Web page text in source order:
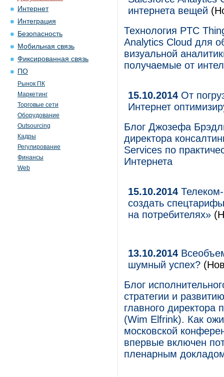
Интернет
Интеграция
Безопасность
Мобильная связь
Фиксированная связь
ПО
Рынок ПК
Маркетинг
Торговые сети
Оборудование
Outsourcing
Кадры
Регулирование
Финансы
Web
интернета вещей
Технология PTC
Analytics Cloud для
визуальной
получаемые от
15.10.2014 От
Интернет
Блог Джозефа
директора
Services по
Интернета
15.10.2014
создать
на потребителях»
13.10.2014
шумный успех?
Блог
стратегии и
главного
(Wim Elfrink). Как
московской
впервые включен
пленарным